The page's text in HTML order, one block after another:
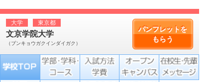
パンフレットを
もらう
大学 東京都
文京学院大学
（ブンキョウガクインダイガク）